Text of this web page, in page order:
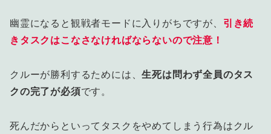
幽霊になると観戦者モードに入りがちですが、 引き続
きタスクはこなさなければならないので注意！
クルーが勝利するためには、生死は問わず全員のタス
クの完了が必須です。
死んだからといってタスクをやめてしまう行為はクル